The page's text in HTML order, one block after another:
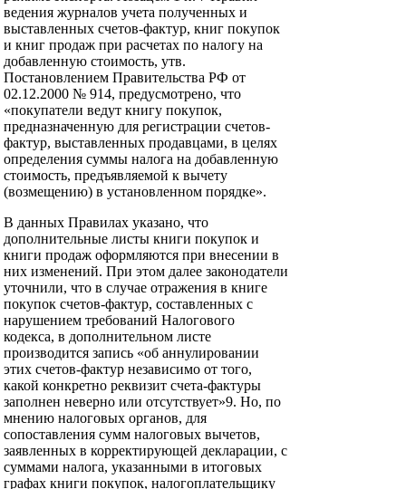
ведения журналов учета полученных и
выставленных счетов-фактур, книг покупок
и книг продаж при расчетах по налогу на
добавленную стоимость, утв.
Постановлением Правительства РФ от
02.12.2000 № 914, предусмотрено, что
«покупатели ведут книгу покупок,
предназначенную для регистрации счетов-
фактур, выставленных продавцами, в целях
определения суммы налога на добавленную
стоимость, предъявляемой к вычету
(возмещению) в установленном порядке».
В данных Правилах указано, что
дополнительные листы книги покупок и
книги продаж оформляются при внесении в
них изменений. При этом далее законодатели
уточнили, что в случае отражения в книге
покупок счетов-фактур, составленных с
нарушением требований Налогового
кодекса, в дополнительном листе
производится запись «об аннулировании
этих счетов-фактур независимо от того,
какой конкретно реквизит счета-фактуры
заполнен неверно или отсутствует»9. Но, по
мнению налоговых органов, для
сопоставления сумм налоговых вычетов,
заявленных в корректирующей декларации, с
суммами налога, указанными в итоговых
графах книги покупок, налогоплательщику